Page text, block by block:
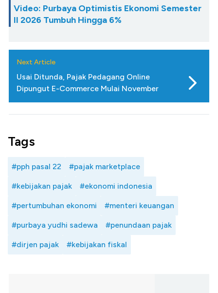
Video: Purbaya Optimistis Ekonomi Semester
II 2026 Tumbuh Hingga 6%
Next Article
Usai Ditunda, Pajak Pedagang Online
Dipungut E-Commerce Mulai November
Tags
#pph pasal 22 #pajak marketplace
#kebijakan pajak #ekonomi indonesia
#pertumbuhan ekonomi #menteri keuangan
#purbaya yudhi sadewa #penundaan pajak
#dirjen pajak #kebijakan fiskal